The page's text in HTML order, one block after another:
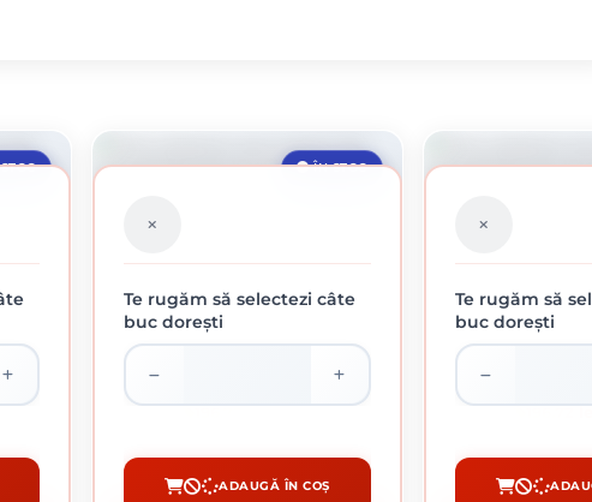
ÎN STOC
ROLE ABRAZIVE PE SUPORT DE PÂNZĂ
196.72 lei / buc
Te rugăm să selectezi câte
buc dorești
ADAUGĂ ÎN COȘ
196.72
Te rugăm să
buc dorești